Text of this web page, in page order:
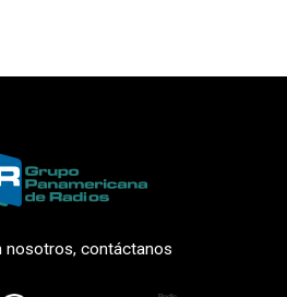
nosotros, contáctanos